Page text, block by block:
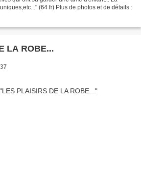
(64 fr) Plus de photos et de détails :
LA ROBE...